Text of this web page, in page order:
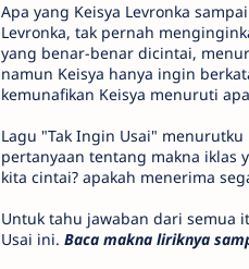
Apa yang Keisya Levronka
Levronka, tak pernah
yang benar-benar dicintai,
namun Keisya hanya ingin
kemunafikan Keisya menuruti
Lagu "Tak Ingin Usai"
pertanyaan tentang makna iklas
kita cintai? apakah menerima
Untuk tahu jawaban dari semua
Usai ini. Baca makna liriknya